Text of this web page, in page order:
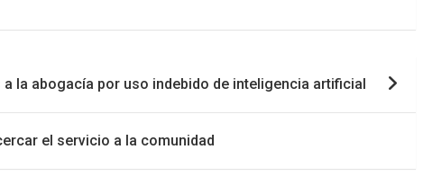
la abogacía por uso indebido de inteligencia artificial
el servicio a la comunidad